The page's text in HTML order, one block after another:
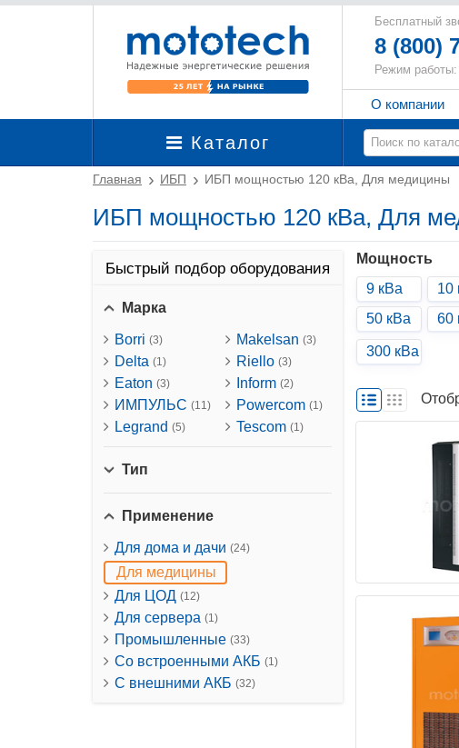
Бесплатный
8 (800)
Режим
О компании
Каталог
Главная ИБП ИБП мощностью 120 кВа, Для медицины
ИБП мощностью 120 кВа, Для
Быстрый подбор оборудования
Марка
Borri (3)
Delta (1)
Eaton (3)
ИМПУЛЬС (11)
Legrand (5)
Makelsan (3)
Riello (3)
Inform (2)
Powercom (1)
Tescom (1)
Тип
Применение
Для дома и дачи (24)
Для медицины
Для ЦОД (12)
Для сервера (1)
Промышленные (33)
Со встроенными АКБ (1)
С внешними АКБ (32)
Мощность
9 кВа
10
50 кВа
60
300 кВа